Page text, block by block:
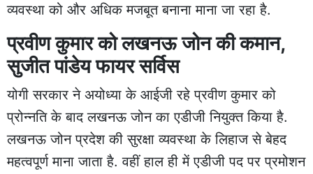
व्यवस्था को और अधिक मजबूत बनाना माना जा रहा है.
प्रवीण कुमार को लखनऊ जोन की कमान,
सुजीत पांडेय फायर सर्विस
योगी सरकार ने अयोध्या के आईजी रहे प्रवीण कुमार को
प्रोन्नति के बाद लखनऊ जोन का एडीजी नियुक्त किया है.
लखनऊ जोन प्रदेश की सुरक्षा व्यवस्था के लिहाज से बेहद
महत्वपूर्ण माना जाता है. वहीं हाल ही में एडीजी पद पर प्रमोशन